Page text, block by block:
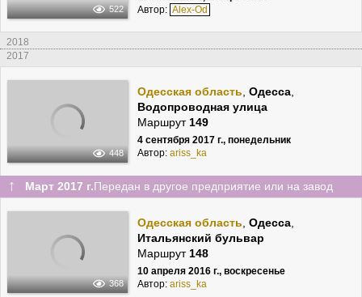
522
Автор: Alex-Od
2018
2017
448
Одесская область, Одесса,
Водопроводная улица
Маршрут149
4 сентября 2017 г., понедельник
Автор: ariss_ka
↑ Март 2017 г.Передан в другое предприятие или на завод
368
Одесская область Одесса,
Итальянский бульвар
Маршрут 148
10 апреля 2016 г., воскресенье
Автор: ariss_ka